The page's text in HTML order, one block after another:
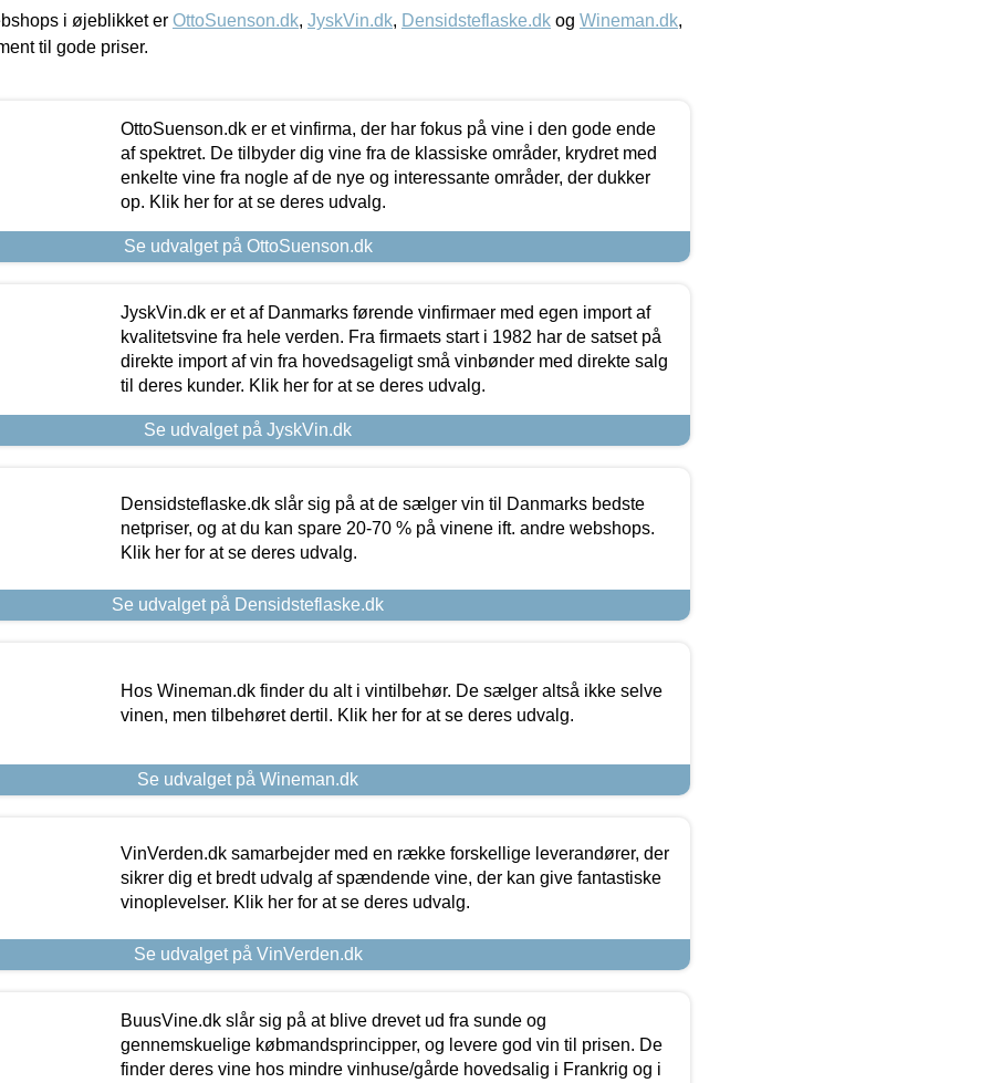
i øjeblikket er OttoSuenson.dk, JyskVin.dk, Densidsteflaske.dk og Wineman.dk,
til gode priser.
OttoSuenson.dk er et vinfirma, der har fokus på vine i den gode ende
af spektret. De tilbyder dig vine fra de klassiske områder, krydret med
enkelte vine fra nogle af de nye og interessante områder, der dukker
op. Klik her for at se deres udvalg.
Se udvalget på OttoSuenson.dk
JyskVin.dk er et af Danmarks førende vinfirmaer med egen import af
kvalitetsvine fra hele verden. Fra firmaets start i 1982 har de satset på
direkte import af vin fra hovedsageligt små vinbønder med direkte salg
til deres kunder. Klik her for at se deres udvalg.
Se udvalget på JyskVin.dk
Densidsteflaske.dk slår sig på at de sælger vin til Danmarks bedste
netpriser, og at du kan spare 20-70 % på vinene ift. andre webshops.
Klik her for at se deres udvalg.
Se udvalget på Densidsteflaske.dk
Hos Wineman.dk finder du alt i vintilbehør. De sælger altså ikke selve
vinen, men tilbehøret dertil. Klik her for at se deres udvalg.
Se udvalget på Wineman.dk
VinVerden.dk samarbejder med en række forskellige leverandører, der
sikrer dig et bredt udvalg af spændende vine, der kan give fantastiske
vinoplevelser. Klik her for at se deres udvalg.
Se udvalget på VinVerden.dk
BuusVine.dk slår sig på at blive drevet ud fra sunde og
gennemskuelige købmandsprincipper, og levere god vin til prisen. De
finder deres vine hos mindre vinhuse/gårde hovedsalig i Frankrig og i